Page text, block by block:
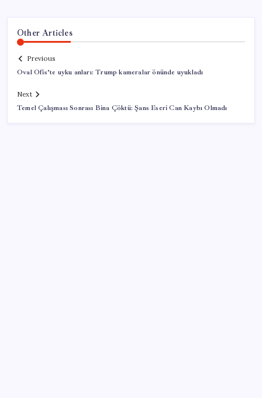
Other Articles
Previous
Oval Ofis’te uyku anları: Trump kameralar önünde uyukladı
Next
Temel Çalışması Sonrası Bina Çöktü: Şans Eseri Can Kaybı Olmadı